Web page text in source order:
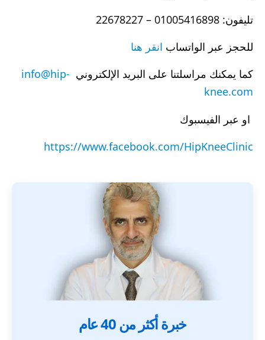
تليفون: 01005416898 – 22678227
للحجز عبر الواتساب انقر هنا
كما يمكنك مراسلتنا على البريد الإلكتروني info@hip-
knee.com
او عبر الفيسبوك
https://www.facebook.com/HipKneeClinic
خبرة أكثر من 40 عام